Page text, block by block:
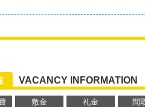
VACANCY INFORMATION
敷金 礼金 間